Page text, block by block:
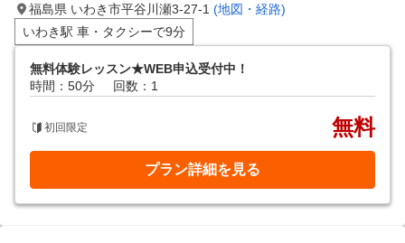
福島県 いわき市平谷川瀬3-27-1 (地図・経路)
いわき駅 車・タクシーで9分
無料体験レッスン★WEB申込受付中！
時間：50分
回数：1
初回限定 無料
プラン詳細を見る